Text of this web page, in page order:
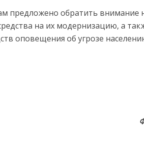
предложено обратить внимание
на их модернизацию, а
оповещения об угрозе